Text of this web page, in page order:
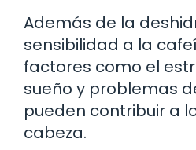
Además de la
sensibilidad a la
factores como el
sueño y problemas
pueden contribuir a
cabeza.